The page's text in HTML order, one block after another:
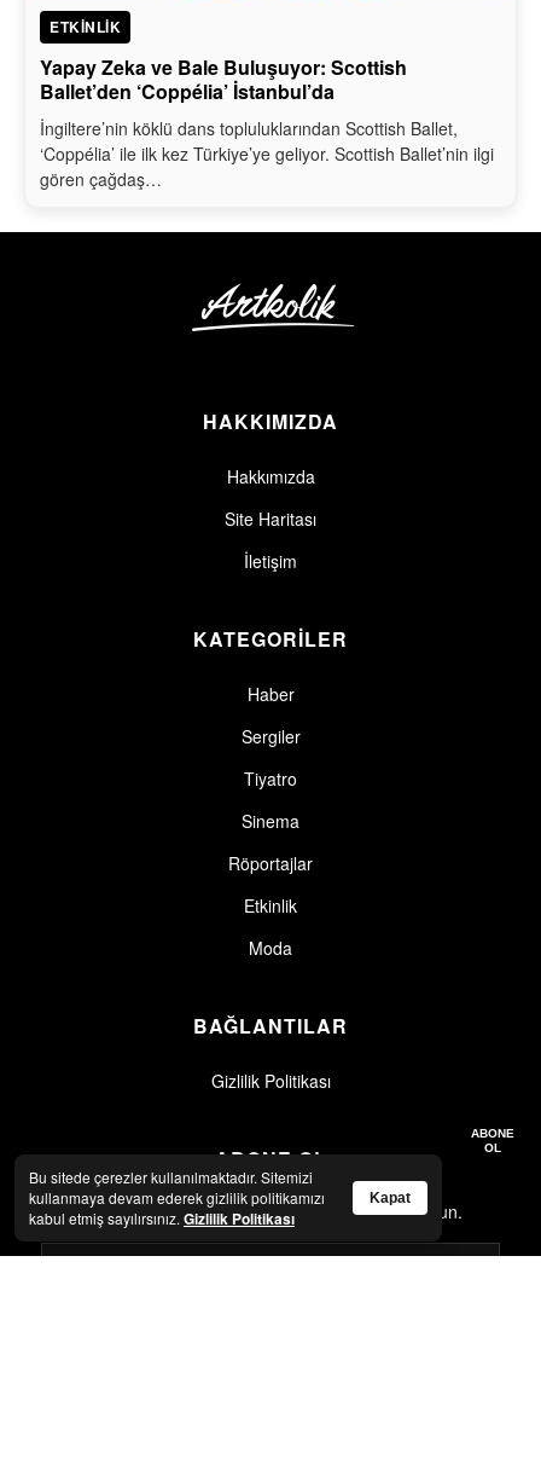
ETKINLIK
Yapay Zeka ve Bale Buluşuyor: Scottish
Ballet’den ‘Coppélia’ İstanbul’da
İngiltere’nin köklü dans topluluklarından Scottish Ballet,
‘Coppélia’ ile ilk kez Türkiye’ye geliyor. Scottish Ballet’nin ilgi
gören çağdaş…
HAKKIMIZDA
Hakkımızda
Site Haritası
İletişim
KATEGORİLER
Haber
Sergiler
Tiyatro
Sinema
Röportajlar
Etkinlik
Moda
BAĞLANTILAR
Gizlilik Politikası
ABONE OL
En son haberler ve güncellemeler için abone olun.
ABONE
OL
Bu sitede çerezler kullanılmaktadır. Sitemizi
kullanmaya devam ederek gizlilik politikamızı
kabul etmiş sayılırsınız. Gizlilik Politikası
Kapat